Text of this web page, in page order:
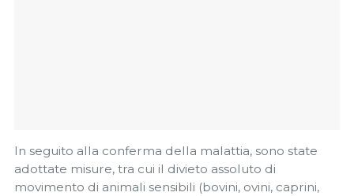
In seguito alla conferma della malattia, sono state
adottate misure, tra cui il divieto assoluto di
movimento di animali sensibili (bovini, ovini, caprini,